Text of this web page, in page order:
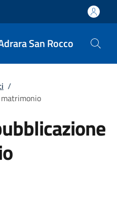
San Rocco
/
matrimonio